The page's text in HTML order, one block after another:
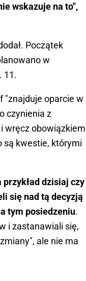
wskazuje na to",
Początek
w
11.
"znajduje oparcie w
czynienia z
wręcz obowiązkiem
są kwestie, którymi
dzisiaj czy
się nad tą decyzją
tym posiedzeniu.
i zastanawiali się,
ale nie ma